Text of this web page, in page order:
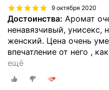
9 октября 2020
Достоинства: Аромат
ненавязчивый, унисекс,
женский. Цена очень
впечатление от него ,
ещё